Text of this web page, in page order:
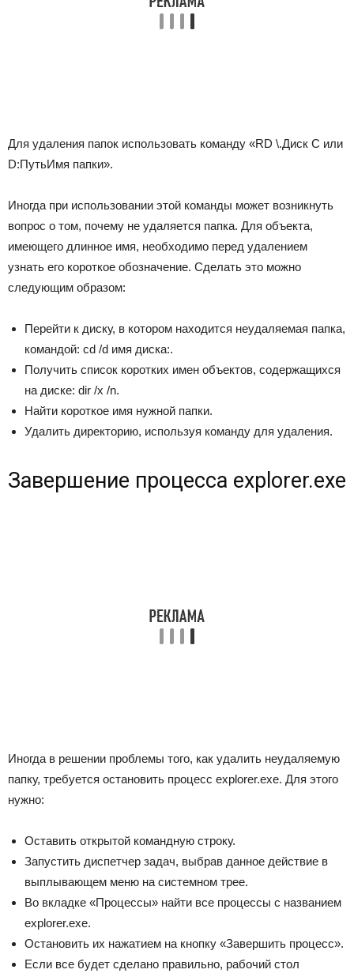
Для удаления папок использовать команду «RD \.Диск C или
D:ПутьИмя папки».
Иногда при использовании этой команды может возникнуть
вопрос о том, почему не удаляется папка. Для объекта,
имеющего длинное имя, необходимо перед удалением
узнать его короткое обозначение. Сделать это можно
следующим образом:
Перейти к диску, в котором находится неудаляемая папка,
командой: cd /d имя диска:.
Получить список коротких имен объектов, содержащихся
на диске: dir /x /n.
Найти короткое имя нужной папки.
Удалить директорию, используя команду для удаления.
Завершение процесса explorer.exe
Иногда в решении проблемы того, как удалить неудаляемую
папку, требуется остановить процесс explorer.exe. Для этого
нужно:
Оставить открытой командную строку.
Запустить диспетчер задач, выбрав данное действие в
выплывающем меню на системном трее.
Во вкладке «Процессы» найти все процессы с названием
explorer.exe.
Остановить их нажатием на кнопку «Завершить процесс».
Если все будет сделано правильно, рабочий стол